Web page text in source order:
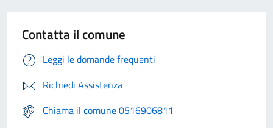
Contatta il comune
Leggi le domande frequenti
Richiedi Assistenza
Chiama il comune 0516906811